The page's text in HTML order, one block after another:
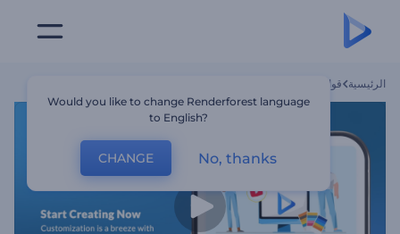
الرئيسية قوالب
Would you like to change Renderforest language
to English?
CHANGE No, thanks